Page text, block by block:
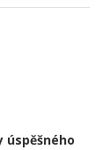
úspěšného